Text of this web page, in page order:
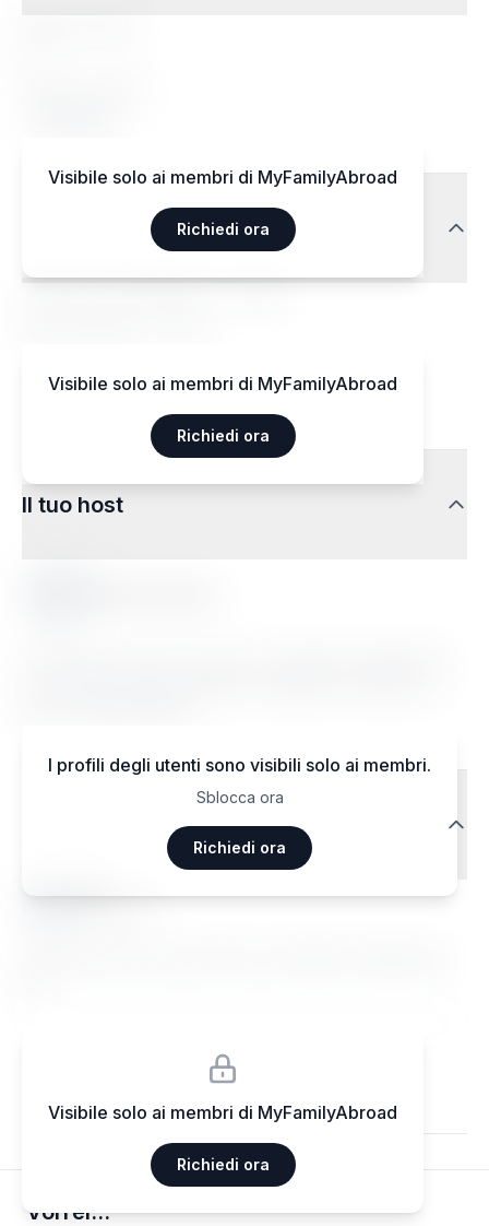
Visibile solo ai membri di MyFamilyAbroad
Richiedi ora
Visibile solo ai membri di MyFamilyAbroad
Richiedi ora
Il tuo host
I profili degli utenti sono visibili solo ai membri.
Sblocca ora
Richiedi ora
Recensioni dei viaggiatori
Ma••••
Visibile solo ai membri di MyFamilyAbroad
Richiedi ora
Vorrei...